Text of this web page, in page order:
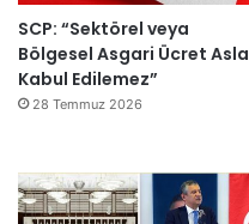
SCP: “Sektörel veya
Bölgesel Asgari Ücret Asla
Kabul Edilemez”
28 Temmuz 2026